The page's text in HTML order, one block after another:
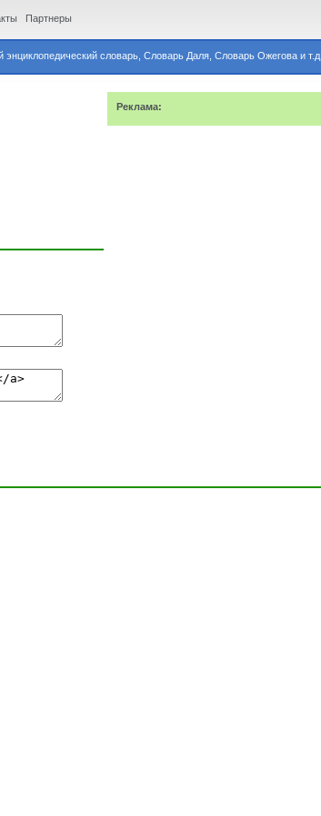
словарь, Словарь Даля, Словарь Ожегова и т.д.
Партнеры
Реклама: